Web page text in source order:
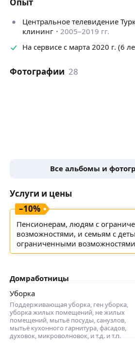
· Химчистка: мягкой мебели и
и гипоаллергенные средства.
большие объекты).
· Любая форма оплаты,
Центральное телевидение
клининг
2005–2019 гг.
На сервисе с марта 2020 г. (6
Фотографии 28
Все альбомы и
Услуги и цены
–10%
Пенсионерам, людям с
возможностями, и семьям с
ограниченными
Домработницы
Уборка
Поддерживающая уборка, ген уборка,
уборка жилых помещений, не жилых
помещений, мытьё посуды, санузлов,
мытьё кухонного гарнитура, фасадов,
духовок, микроволновок, и т.д. и т.п.